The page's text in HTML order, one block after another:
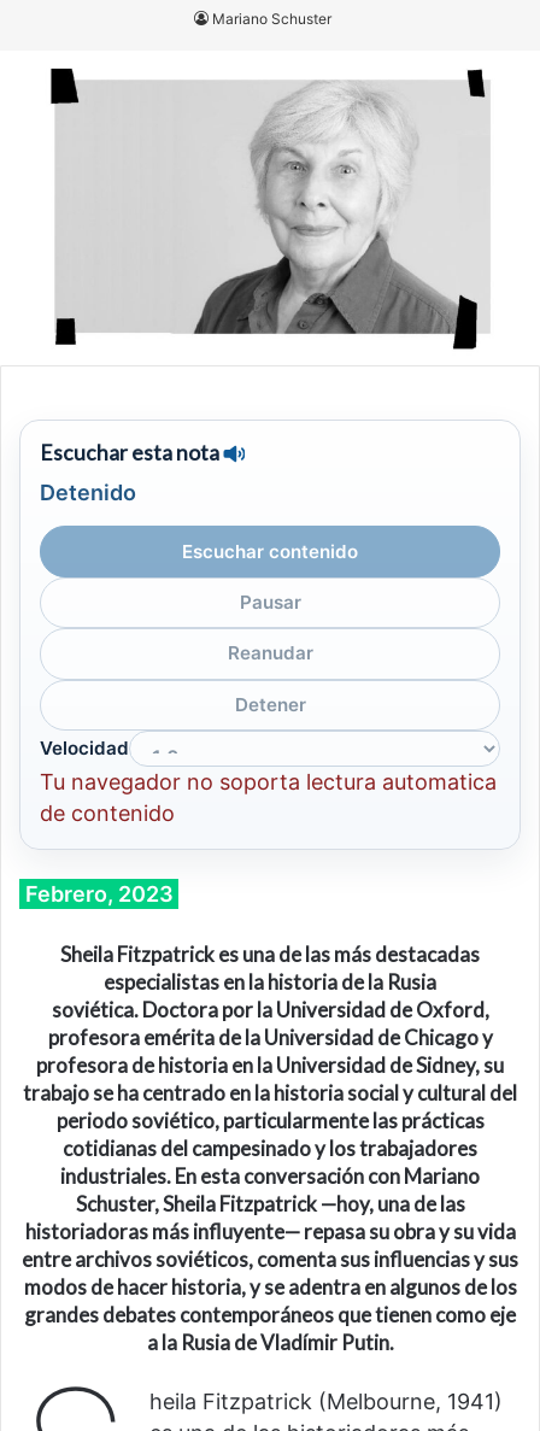
Mariano Schuster
Escuchar esta nota
Detenido
Escuchar contenido
Pausar
Reanudar
Detener
Velocidad
Tu navegador no soporta lectura automatica
de contenido
Febrero, 2023
Sheila Fitzpatrick es una de las más destacadas
especialistas en la historia de la Rusia
soviética. Doctora por la Universidad de Oxford,
profesora emérita de la Universidad de Chicago y
profesora de historia en la Universidad de Sidney, su
trabajo se ha centrado en la historia social y cultural del
periodo soviético, particularmente las prácticas
cotidianas del campesinado y los trabajadores
industriales. En esta conversación con Mariano
Schuster, Sheila Fitzpatrick —hoy, una de las
historiadoras más influyente— repasa su obra y su vida
entre archivos soviéticos, comenta sus influencias y sus
modos de hacer historia, y se adentra en algunos de los
grandes debates contemporáneos que tienen como eje
a la Rusia de Vladímir Putin.
heila Fitzpatrick (Melbourne, 1941)